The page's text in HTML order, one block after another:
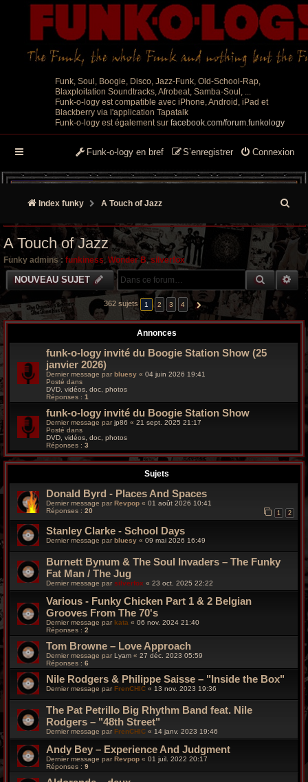
Funk, Soul, Boogie, Disco, Jazz-Funk, Old-School-Rap,
Blaxploitation Soundtracks, Afrobeat, Samba-Soul, ...
Funk-o-logy est compatible avec iPhone, Android, iPad et
Blackberry via l'application Tapatalk
Funk-o-logy est également sur facebook.com/forum.funkology
Connexion
S’enregistrer
Funk-o-logy en bref
Index funky A Touch of Jazz
e
h
r
g
o
y
A Touch of Jazz
Funky admins : funkiness, Wonder B,silverfox
NOUVEAU SUJET
362 sujets 1 2 3 4 SUIVANTE
Annonces
funk-o-logy invité du Boogie Station Show (25
janvier 2026)
Dernier message par bluesy « 04 juin 2026 19:41
Posté dans
DVD, vidéos, doc, photos
Réponses : 1
funk-o-logy invité du Boogie Station Show
Dernier message parjp86 « 21 sept. 2025 21:17
Posté dans
DVD, vidéos, doc, photos
Réponses : 3
Sujets
Donald Byrd - Places And Spaces
Dernier message par Revpop « 01 août 2026 10:41
Réponses : 20 1 2
Stanley Clarke - School Days
Dernier message parbluesy « 09 mai 2026 16:49
Burnett Bynum & The Soul Invaders – The Funky
Fat Man / The Jug
Dernier message par silverfox « 23 oct. 2025 22:22
Various ‎- Funky Chicken Part 1 & 2 Belgian
Grooves From The 70's
Dernier message par kata « 06 nov. 2024 21:40
Réponses : 2
Tom Browne – Love Approach
Dernier message par Lyam « 27 déc. 2023 05:59
Réponses : 6
Nile Rodgers & Philippe Saisse – "Inside the Box"
Dernier message parFrenCHIC « 13 nov. 2023 19:36
The Pat Petrillo Big Rhythm Band feat. Nile
Rodgers – "48th Street"
Dernier message par FrenCHIC « 14 janv. 2023 19:46
Andy Bey – Experience And Judgment
Dernier message parRevpop « 01 juil. 2022 20:17
Réponses : 9